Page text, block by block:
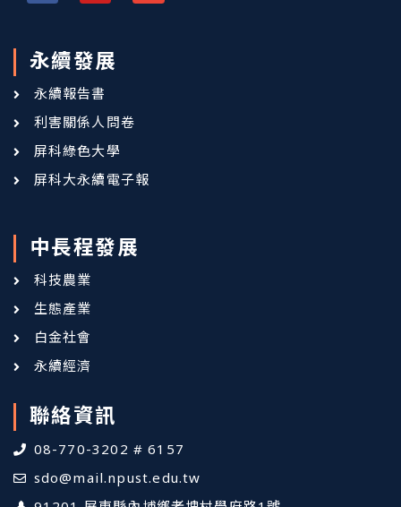
永續發展
永續報告書
利害關係人問卷
屏科綠色大學
屏科大永續電子報
中長程發展
科技農業
生態產業
白金社會
永續經濟
聯絡資訊
08-770-3202 # 6157
sdo@mail.npust.edu.tw